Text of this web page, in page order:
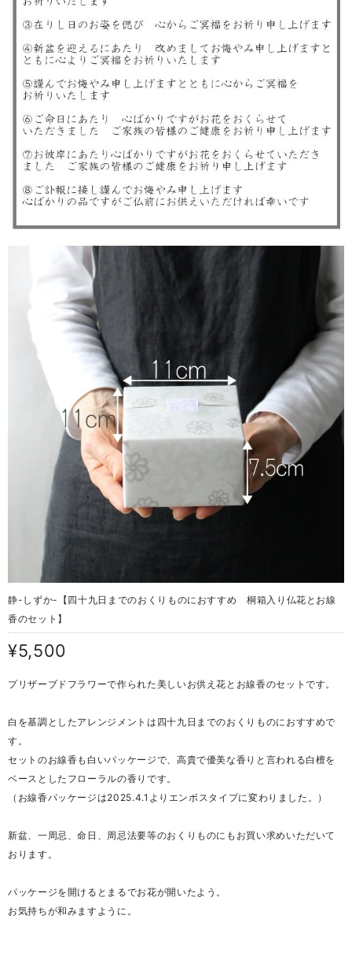
静-しずか-【四十九日までのおくりものにおすすめ 桐箱入り仏花とお線
香のセット】
¥5,500
プリザーブドフラワーで作られた美しいお供え花とお線香のセットです。
白を基調としたアレンジメントは四十九日までのおくりものにおすすめで
す。
セットのお線香も白いパッケージで、高貴で優美な香りと言われる白檀を
ベースとしたフローラルの香りです。
（お線香パッケージは2025.4.1よりエンボスタイプに変わりました。）
新盆、一周忌、命日、周忌法要等のおくりものにもお買い求めいただいて
おります。
パッケージを開けるとまるでお花が開いたよう。
お気持ちが和みますように。